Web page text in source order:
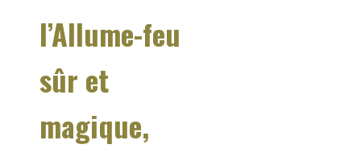
l’Allume-feu
sûr et
magique,